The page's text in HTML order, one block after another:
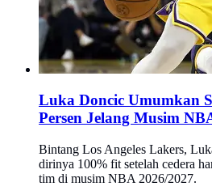
Luka Doncic Umumkan
Persen Jelang Musim
Bintang Los Angeles Lakers,
dirinya 100% fit setelah cedera
tim di musim NBA 2026/2027.